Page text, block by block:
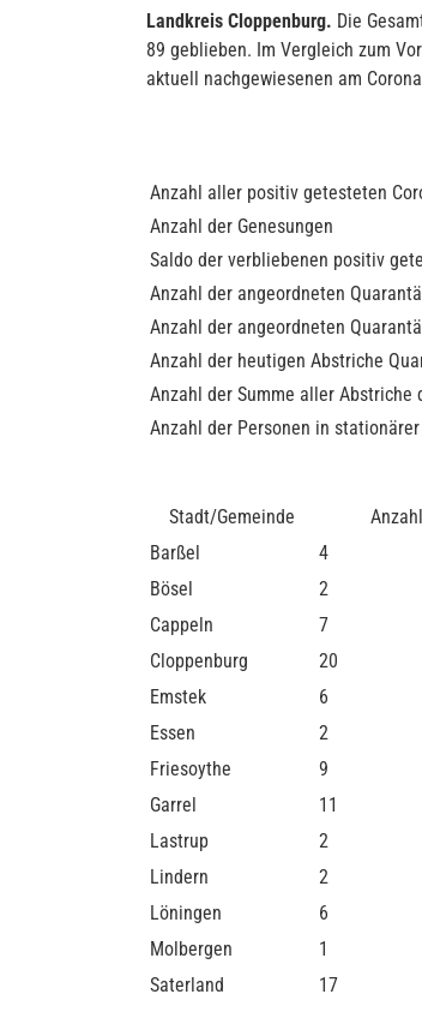
Landkreis Cloppenburg. Die
89 geblieben. Im Vergleich zum
aktuell nachgewiesenen am
Anzahl aller positiv getesteten
Anzahl der Genesungen
Saldo der verbliebenen positiv
Anzahl der angeordneten
Anzahl der angeordneten
Anzahl der heutigen Abstriche
Anzahl der Summe aller Abstriche
Anzahl der Personen in
Stadt/Gemeinde
Barßel
4
Bösel
2
Cappeln
7
Cloppenburg
20
Emstek
6
Essen
2
Friesoythe
9
Garrel
11
Lastrup
2
Lindern
2
Löningen
6
Molbergen
1
Saterland
17